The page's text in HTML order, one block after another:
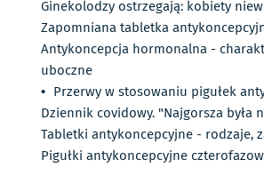
Ginekolodzy ostrzegają: kobiety
Zapomniana tabletka
Antykoncepcja hormonalna -
uboczne
• Przerwy w stosowaniu pigułek
Dziennik covidowy. "Najgorsza
Tabletki antykoncepcyjne - rodzaje,
Pigułki antykoncepcyjne